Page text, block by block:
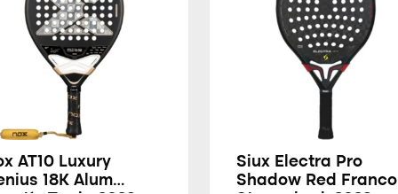
AT10 Luxury
18K Alum
Siux Electra Pro
Shadow Red Franco